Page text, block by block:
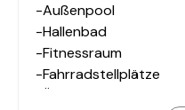
-Außenpool
-Hallenbad
-Fitnessraum
-Fahrradstellplätze